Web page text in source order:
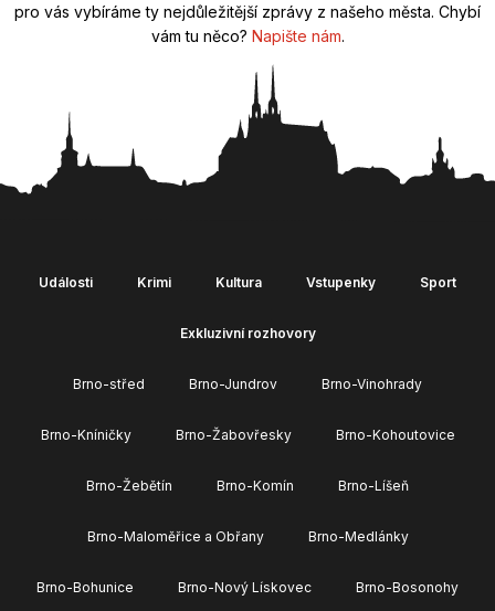
pro vás vybíráme ty nejdůležitější zprávy z našeho města. Chybí
vám tu něco? Napište nám.
Události Krimi Kultura Vstupenky Sport
Exkluzivní rozhovory
Brno-střed Brno-Jundrov Brno-Vinohrady
Brno-Kníničky Brno-Žabovřesky Brno-Kohoutovice
Brno-Žebětín Brno-Komín Brno-Líšeň
Brno-Maloměřice a Obřany Brno-Medlánky
Brno-Bohunice Brno-Nový Lískovec Brno-Bosonohy